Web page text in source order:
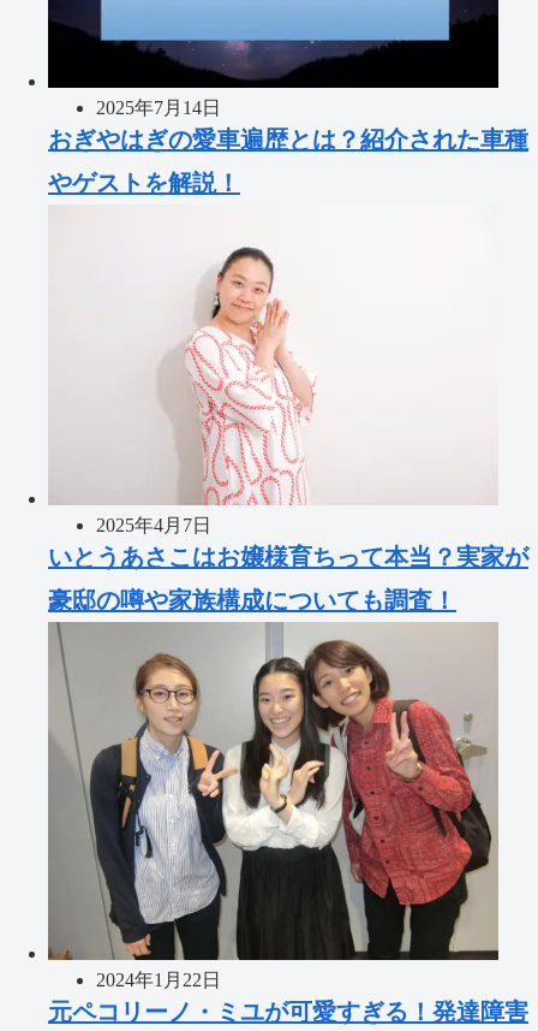
2025年7月14日
おぎやはぎの愛車遍歴とは？紹介された車種
やゲストを解説！
2025年4月7日
いとうあさこはお嬢様育ちって本当？実家が
豪邸の噂や家族構成についても調査！
2024年1月22日
元ペコリーノ・ミユが可愛すぎる！発達障害